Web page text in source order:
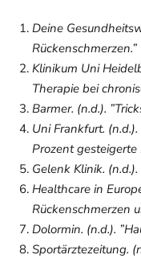
Deine
Rückenschmerzen.”
Klinikum Uni
Therapie bei
Barmer. (n.d.).
Uni Frankfurt.
Prozent gesteigerte
Gelenk Klinik.
Healthcare in
Rückenschmerzen
Dolormin. (n.d.).
Sportärztezeitung.